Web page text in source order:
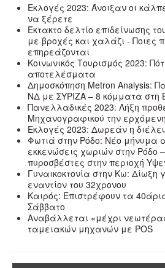
Εκλογές 2023: Άνοιξαν οι
να ξέρετε
Έκτακτο δελτίο επιδείνωσης
με βροχές και χαλάζι - Ποιες
επηρεάζονται
Κοινωνικός Τουρισμός 2023:
αποτελέσματα
Δημοσκόπηση Metron Analysis:
ΝΔ με ΣΥΡΙΖΑ – 8 κόμματα στη
Πανελλαδικές 2023: Λήξη
Μηχανογραφικού την
Εκλογές 2023: Δωρεάν η
Φωτιά στην Ρόδο: Νέο μήνυμα
εκκενώσεις χωριών στην Ρόδο
πυροσβέστες στην περιοχή
Γυναικοκτονία στην Κω: Δίωξη
εναντίον του 32χρονου
Καιρός: Επιστρέφουν τα
Σάββατο
Αναβάλλεται «μέχρι
ταμειακών μηχανών με POS